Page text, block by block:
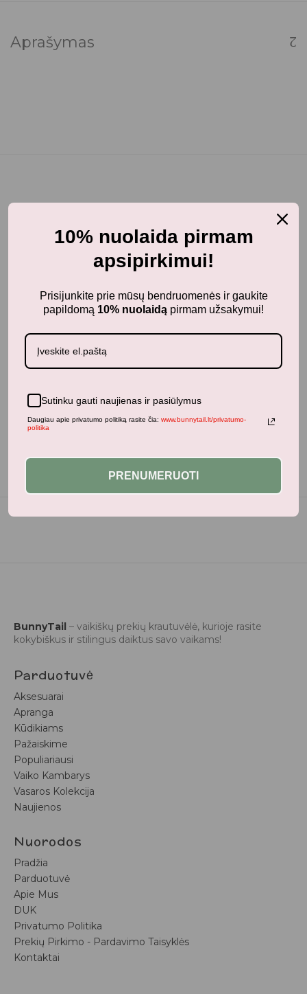
Aprašymas
Jums taip pat gali patikti...
Panašūs produktai
BunnyTail – vaikiškų prekių krautuvėlė, kurioje rasite
kokybiškus ir stilingus daiktus savo vaikams!
Parduotuvė
Aksesuarai
Apranga
Kūdikiams
Pažaiskime
Populiariausi
Vaiko Kambarys
Vasaros Kolekcija
Naujienos
Nuorodos
Pradžia
Parduotuvė
Apie Mus
DUK
Privatumo Politika
Prekių Pirkimo - Pardavimo Taisyklės
Kontaktai
10% nuolaida pirmam
apsipirkimui!
Prisijunkite prie mūsų bendruomenės ir gaukite
papildomą 10% nuolaidą pirmam užsakymui!
Sutinku gauti naujienas ir pasiūlymus
Daugiau apie privatumo politiką rasite čia: www.bunnytail.lt/privatumo-
politika
PRENUMERUOTI